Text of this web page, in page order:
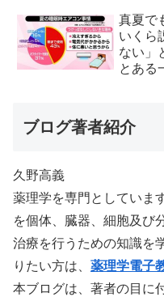
真夏で
いくら
ない」
とある
ブログ著者紹介
久野高義
薬理学を専門としていま
を個体、臓器、細胞及び
治療を行うための知識を
りたい方は、 薬理学電子
本ブログは、著者の目に